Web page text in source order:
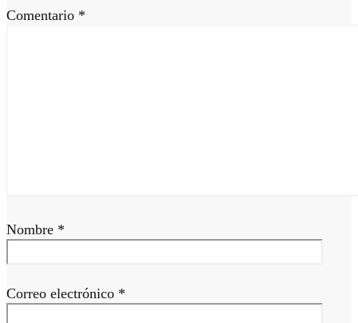
Comentario *
Nombre *
Correo electrónico *